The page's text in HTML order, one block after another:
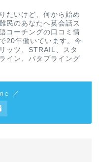
たいけど、何から始め
民のあなたへ英会話ス
コーチングの口コミ情
20年働いています。今
ッツ、STRAIL、スタ
イン、パタプライング
／